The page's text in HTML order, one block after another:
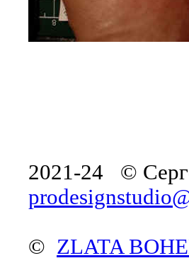
2021-24 ©
© ZLATA